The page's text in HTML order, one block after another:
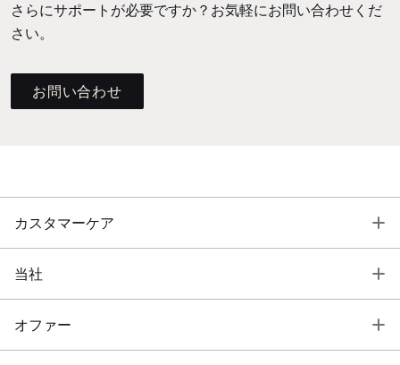
さらにサポートが必要ですか？お気軽にお問い合わせくだ
さい。
お問い合わせ
カスタマーケア
当社
オファー